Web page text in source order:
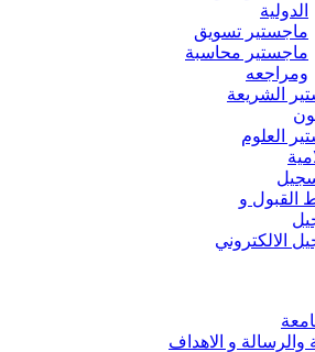
الدولية
ماجستير تسويق
ماجستير محاسبة
ومراجعه
الشريعة
العلوم
القبول و
الالكتروني
والرسالة و الاهداف